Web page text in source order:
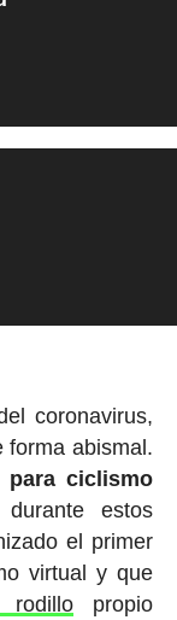
coronavirus,
forma abismal.
ciclismo
estos
el primer
virtual y que
rodillopropio